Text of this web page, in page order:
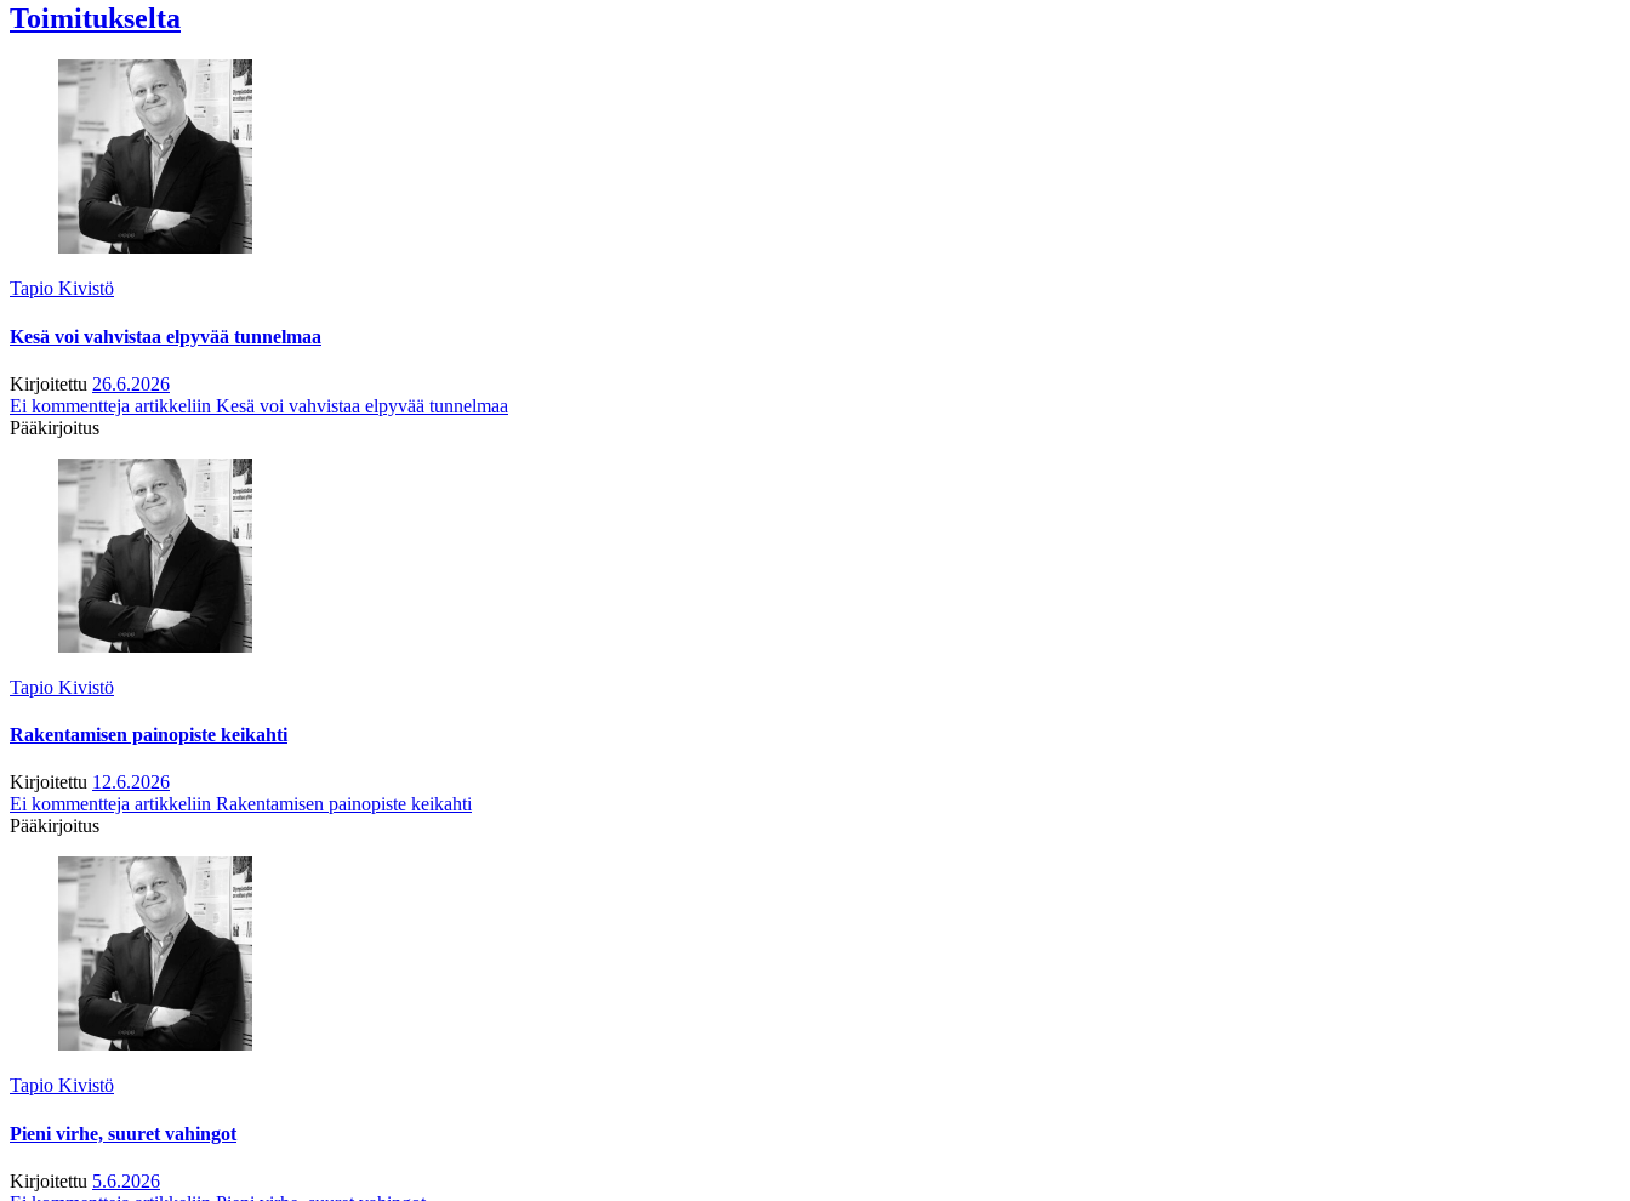
Toimitukselta
Tapio Kivistö
Kesä voi vahvistaa elpyvää tunnelmaa
Kirjoitettu 26.6.2026
Ei kommentteja artikkeliin Kesä voi vahvistaa elpyvää tunnelmaa
Pääkirjoitus
Tapio Kivistö
Rakentamisen painopiste keikahti
Kirjoitettu 12.6.2026
Ei kommentteja artikkeliin Rakentamisen painopiste keikahti
Pääkirjoitus
Tapio Kivistö
Pieni virhe, suuret vahingot
Kirjoitettu 5.6.2026